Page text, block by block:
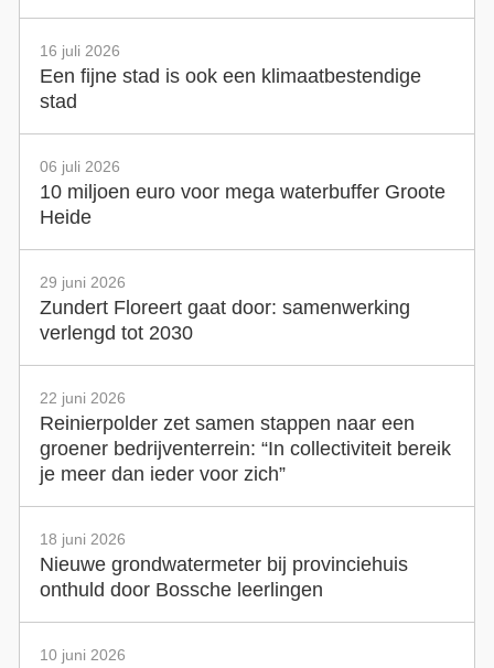
16 juli 2026
Een fijne stad is ook een klimaatbestendige
stad
06 juli 2026
10 miljoen euro voor mega waterbuffer Groote
Heide
29 juni 2026
Zundert Floreert gaat door: samenwerking
verlengd tot 2030
22 juni 2026
Reinierpolder zet samen stappen naar een
groener bedrijventerrein: “In collectiviteit bereik
je meer dan ieder voor zich”
18 juni 2026
Nieuwe grondwatermeter bij provinciehuis
onthuld door Bossche leerlingen
10 juni 2026